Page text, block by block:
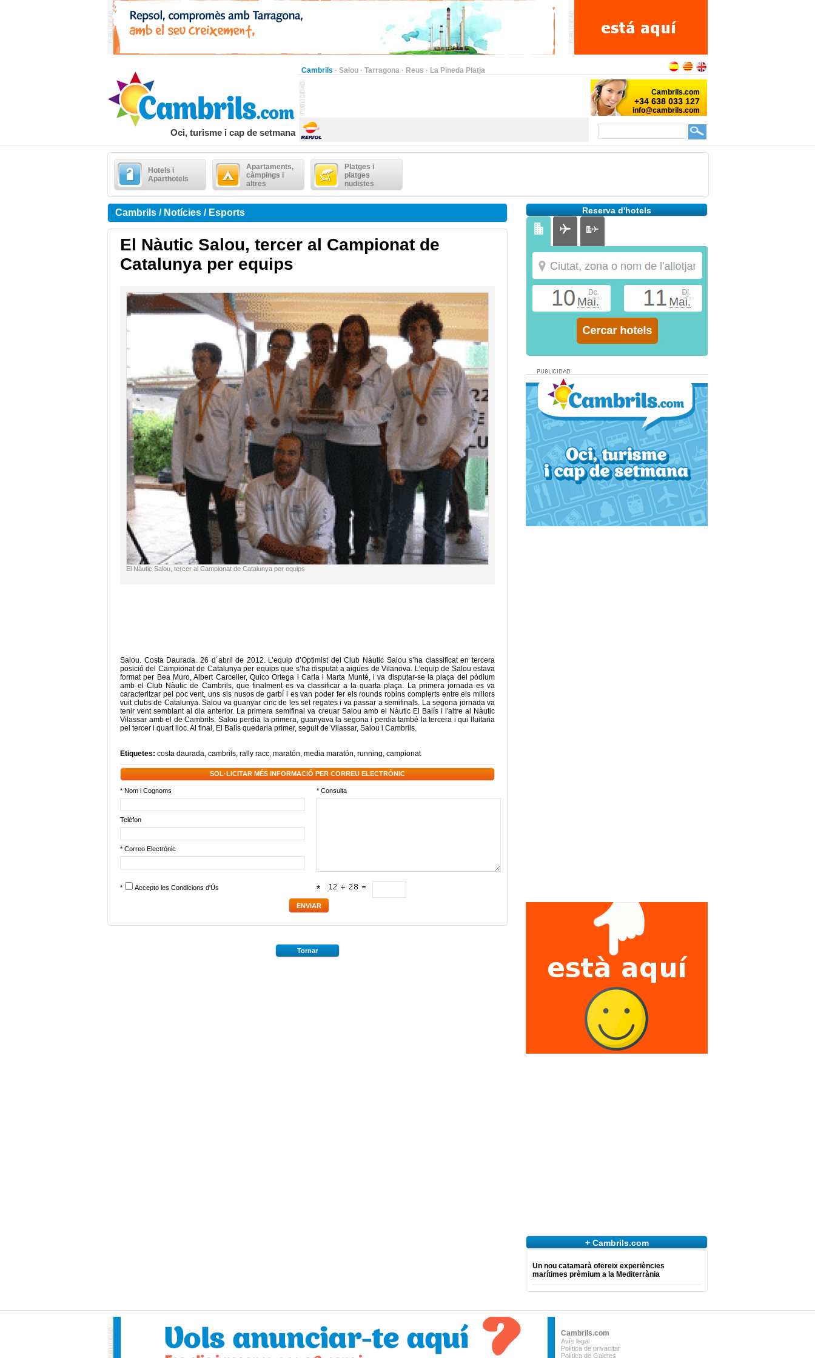
Cambrils · Salou · Tarragona · Reus · La Pineda Platja
Oci, turisme i cap de setmana
Hotels i
Aparthotels
Apartaments,
càmpings i
altres
Platges i
platges
nudistes
Cambrils / Notícies / Esports
El Nàutic Salou, tercer al Campionat de
Catalunya per equips
El Nàutic Salou, tercer al Campionat de Catalunya per equips
Salou. Costa Daurada. 26 d´abril de 2012. L’equip d’Optimist del Club Nàutic Salou s’ha classificat en tercera
posició del Campionat de Catalunya per equips que s’ha disputat a aigües de Vilanova. L'equip de Salou estava
format per Bea Muro, Albert Carceller, Quico Ortega i Carla i Marta Munté, i va disputar-se la plaça del pòdium
amb el Club Nàutic de Cambrils, que finalment es va classificar a la quarta plaça. La primera jornada es va
caracteritzar pel poc vent, uns sis nusos de garbí i es van poder fer els rounds robins complerts entre els millors
vuit clubs de Catalunya. Salou va guanyar cinc de les set regates i va passar a semifinals. La segona jornada va
tenir vent semblant al dia anterior. La primera semifinal va creuar Salou amb el Nàutic El Balís i l'altre al Nàutic
Vilassar amb el de Cambrils. Salou perdia la primera, guanyava la segona i perdia també la tercera i qui lluitaria
pel tercer i quart lloc. Al final, El Balís quedaria primer, seguit de Vilassar, Salou i Cambrils.
Etiquetes: costa daurada, cambrils, rally racc, maratón, media maratón, running, campionat
SOL·LICITAR MÉS INFORMACIÓ PER CORREU ELECTRÒNIC
* Nom i Cognoms * Consulta
Telèfon
* Correo Electrònic
* Accepto les Condicions d'Ús *
Tornar
Reserva d'hotels
+ Cambrils.com
Un nou catamarà ofereix experiències
marítimes prèmium a la Mediterrània
Cambrils.com
Avís legal
Política de privacitat
Política de Galetes